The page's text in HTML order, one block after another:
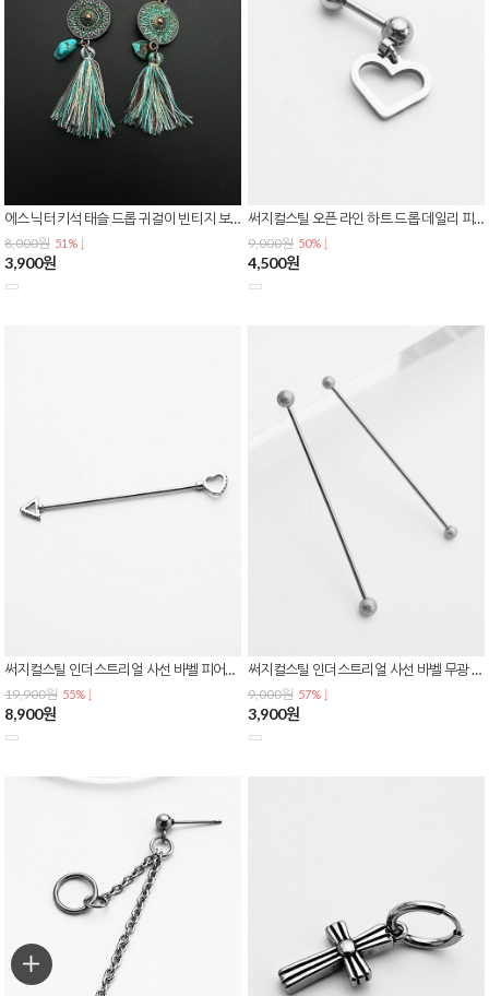
에스닉 터키석 태슬 드롭 귀걸이 빈티지 보헤미안 롱 이어링 E-0610
8,000원 51% ↓
3,900원
써지컬스틸 오픈 라인 하트 드롭 데일리 피어싱 P-0820
9,000원 50% ↓
4,500원
써지컬스틸 인더스트리얼 사선 바벨 피어싱 하트 삼각 큐빅 연골 귀 피어싱 P-0819
19,900원 55% ↓
8,900원
써지컬스틸 인더스트리얼 사선 바벨 무광 샌드 매트 볼 스트레이트 귀 연골 피어싱 P-0818
9,000원 57% ↓
3,900원